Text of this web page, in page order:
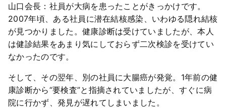
山口会長：社員が大病を患ったことがきっかけです。
2007年頃、ある社員に潜在結核感染、いわゆる隠れ結核
が見つかりました。健康診断は受けていましたが、本人
は健診結果をあまり気にしておらず二次検診を受けてい
なかったのです。
そして、その翌年、別の社員に大腸癌が発覚。1年前の健
康診断から“要検査”と指摘されていましたが、すぐに病
院に行かず、発見が遅れてしまいました。